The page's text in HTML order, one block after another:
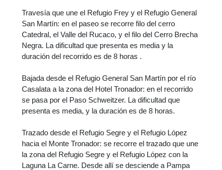
Travesía que une el Refugio Frey y el Refugio General
San Martín: en el paseo se recorre filo del cerro
Catedral, el Valle del Rucaco, y el filo del Cerro Brecha
Negra. La dificultad que presenta es media y la
duración del recorrido es de 8 horas .
Bajada desde el Refugio General San Martín por el río
Casalata a la zona del Hotel Tronador: en el recorrido
se pasa por el Paso Schweitzer. La dificultad que
presenta es media, y la duración es de 8 horas.
Trazado desde el Refugio Segre y el Refugio López
hacia el Monte Tronador: se recorre el trazado que une
la zona del Refugio Segre y el Refugio López con la
Laguna La Carne. Desde allí se desciende a Pampa